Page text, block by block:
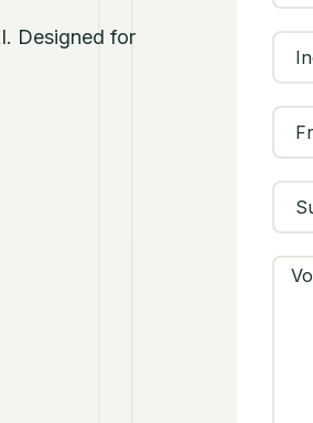
Designed for